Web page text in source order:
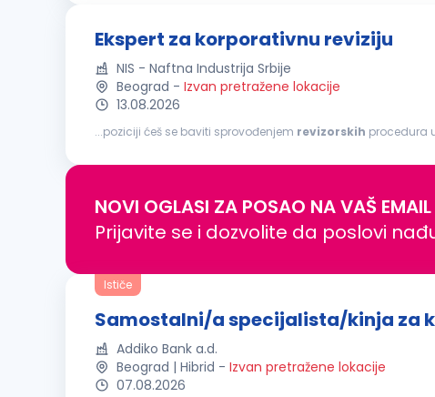
Ekspert za korporativnu reviziju
NIS - Naftna Industrija Srbije
Beograd - Izvan pretražene lokacije
13.08.2026
...poziciji ćeš se baviti sprovođenjem revizorskih procedura
NOVI OGLASI ZA POSAO NA VAŠ EMAIL
Prijavite se i dozvolite da poslovi
Ističe
Samostalni/a specijalista/kinja za
Addiko Bank a.d.
Beograd | Hibrid - Izvan pretražene lokacije
07.08.2026